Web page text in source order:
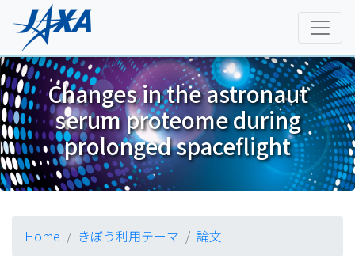
Changes in the astronaut
serum proteome during
prolonged spaceflight
Home きぼう利用テーマ 論文